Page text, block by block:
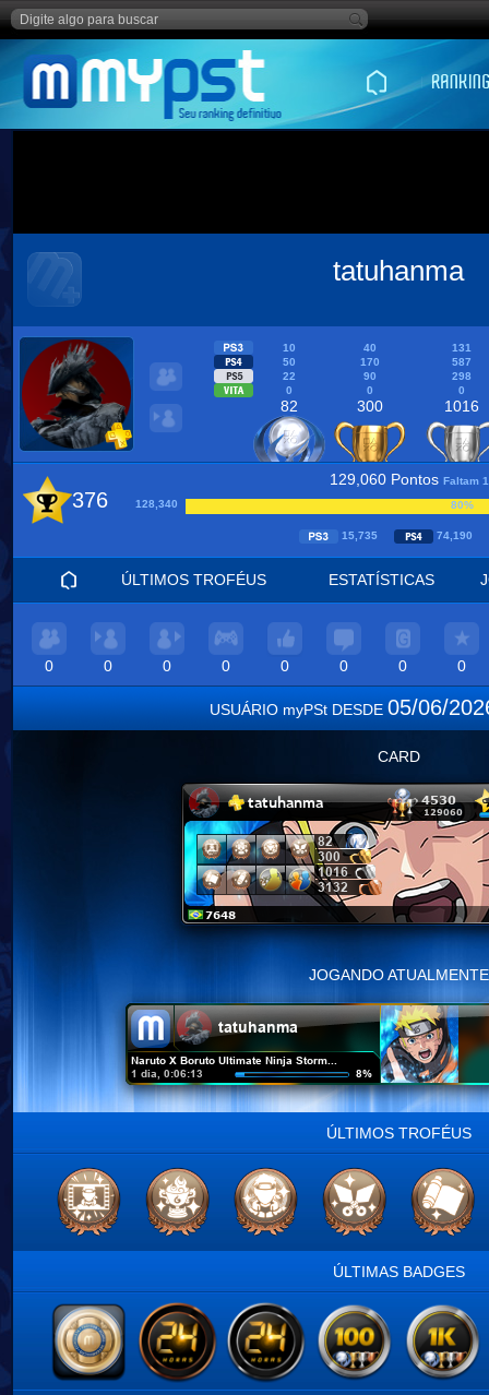
tatuhanma
10 40
131
50
170
587
22
90
298
0
0 0
82 300 1016
376
129,060 Pontos Faltam
128,340
80%
15,735 74,190
ÚLTIMOS TROFÉUS ESTATÍSTICAS
0 0 0 0 0 0 0 0
USUÁRIO myPSt DESDE 05/06/
CARD
JOGANDO ATUALMENTE
ÚLTIMOS TROFÉUS
ÚLTIMAS BADGES